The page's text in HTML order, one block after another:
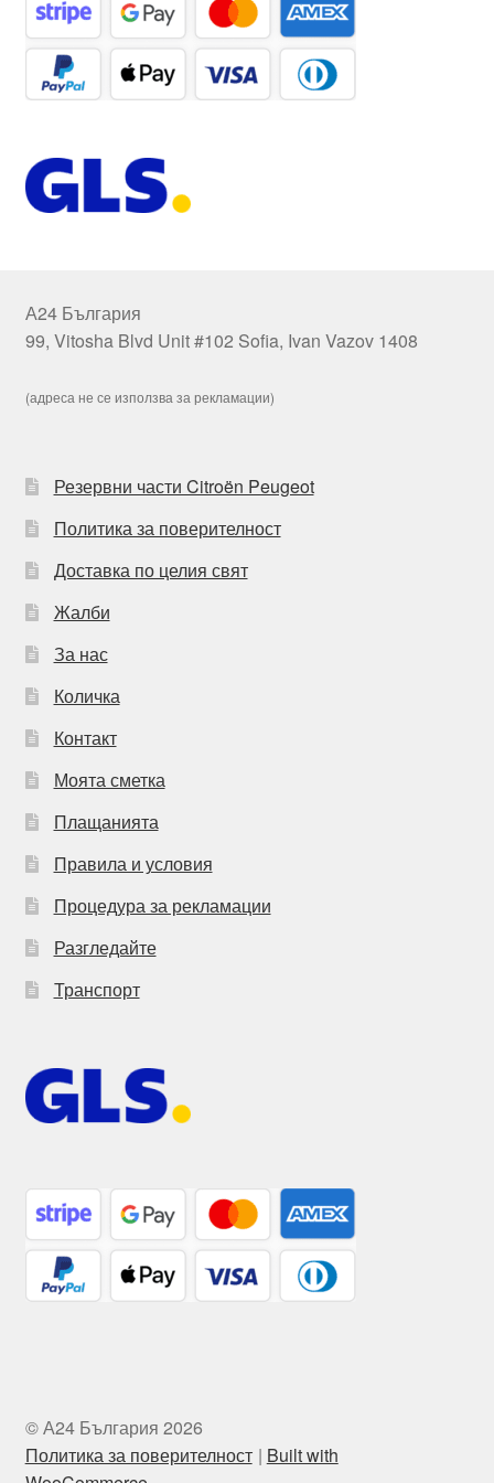
А24 България
99, Vitosha Blvd Unit #102 Sofia, Ivan Vazov 1408
(адреса не се използва за рекламации)
Резервни части Citroën Peugeot
Политика за поверителност
Доставка по целия свят
Жалби
За нас
Количка
Контакт
Моята сметка
Плащанията
Правила и условия
Процедура за рекламации
Разгледайте
Транспорт
© А24 България 2026
Политика за поверителност
Built with